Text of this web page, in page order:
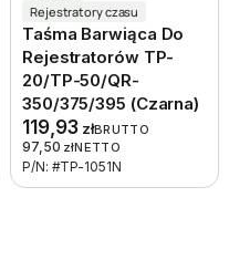
Rejestratory czasu
Taśma Barwiąca Do
Rejestratorów TP-
20/TP-50/QR-
350/375/395 (czarna)
119,93 złBRUTTO
97,50 złNETTO
P/N: #TP-1051N